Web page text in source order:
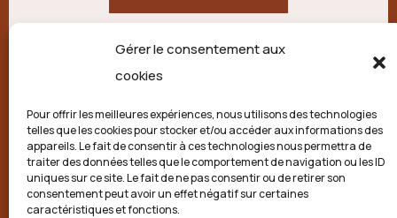
Gérer le consentement aux
cookies
Pour offrir les meilleures expériences, nous utilisons des technologies
telles que les cookies pour stocker et/ou accéder aux informations des
appareils. Le fait de consentir à ces technologies nous permettra de
traiter des données telles que le comportement de navigation ou les ID
uniques sur ce site. Le fait de ne pas consentir ou de retirer son
consentement peut avoir un effet négatif sur certaines
caractéristiques et fonctions.
21 route de Palisse,
Politique de confidentialité
Conditions générales